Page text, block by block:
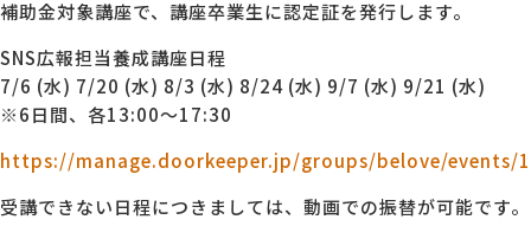
補助金対象講座で、講座卒業生に認定証を発行します。
SNS広報担当養成講座日程
7/6 (水) 7/20 (水) 8/3 (水) 8/24 (水) 9/7 (水) 9/21 (水)
※6日間、各13:00～17:30
https://manage.doorkeeper.jp/groups/belove/events/
受講できない日程につきましては、動画での振替が可能です。